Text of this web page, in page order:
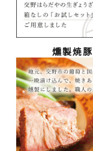
燻製焼豚